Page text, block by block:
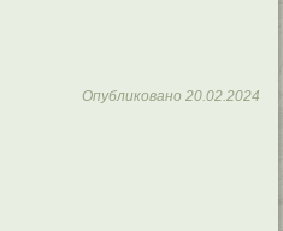
Опубликовано 20.02.2024